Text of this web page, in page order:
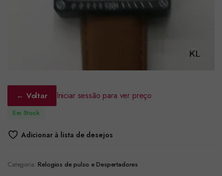
← Voltar Iniciar sessão para ver preço
Em Stock
Adicionar à lista de desejos
Categoria: Relogios de pulso e Despertadores